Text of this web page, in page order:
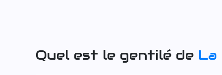
Quel est le gentilé de La